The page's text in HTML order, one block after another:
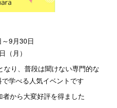
9月30日
（月）
り、普段は聞けない専門的な
学べる人気イベントです
から大変好評を得ました